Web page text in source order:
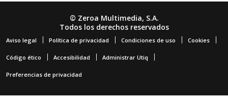
© Zeroa Multimedia, S.A.
Todos los derechos reservados
Aviso legal Política de privacidad Condiciones de uso Cookies
Código ético Accesibilidad Administrar Utiq
Preferencias de privacidad